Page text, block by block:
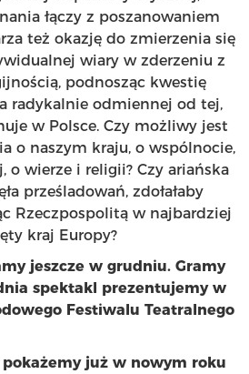
łączy z poszanowaniem
też okazję do zmierzenia się
wiary w zderzeniu z
podnosząc kwestię
radykalnie odmiennej od tej,
w Polsce. Czy możliwy jest
o naszym kraju, o wspólnocie,
o wierze i religii? Czy ariańska
prześladowań, zdołałaby
Rzeczpospolitą w najbardziej
kraj Europy?
jeszcze w grudniu. Gramy
spektakl prezentujemy w
Festiwalu Teatralnego
pokażemy już w nowym roku